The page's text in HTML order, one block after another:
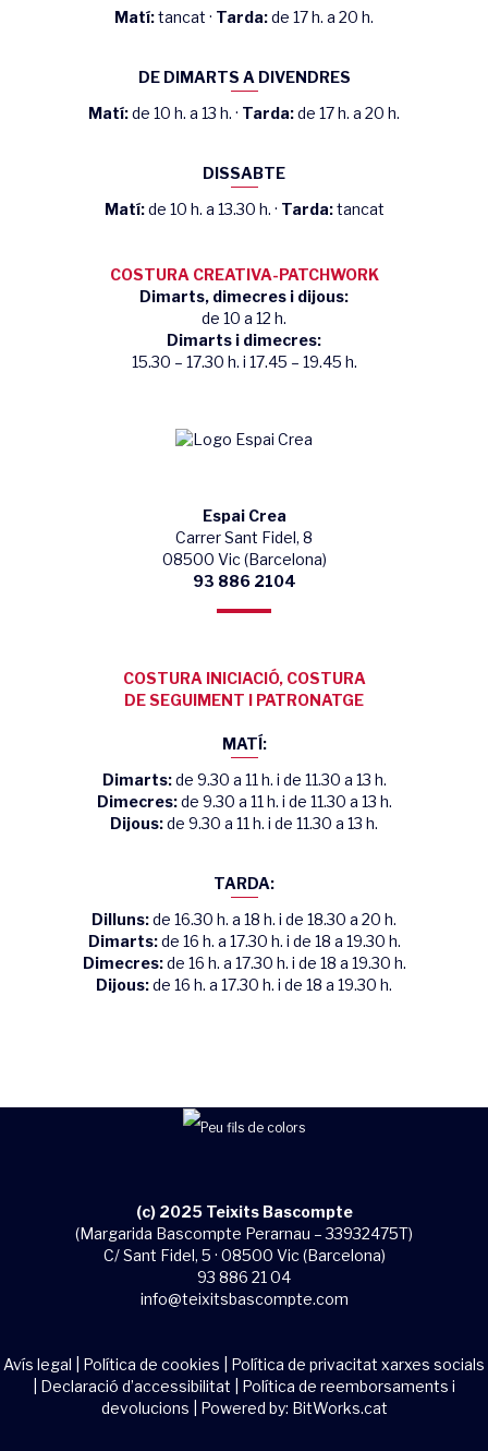
Matí:tancat · Tarda:de 17 h. a 20 h.
DE DIMARTS A DIVENDRES
Matí:de 10 h. a 13 h. · Tarda:de 17 h. a 20 h.
DISSABTE
Matí:de 10 h. a 13.30 h. · Tarda:tancat
COSTURA CREATIVA-PATCHWORK
Dimarts, dimecres i dijous:
de 10 a 12 h.
Dimarts i dimecres:
15.30 – 17.30 h. i 17.45 – 19.45 h.
Espai Crea
Carrer Sant Fidel, 8
08500 Vic (Barcelona)
93 886 2104
COSTURA INICIACIÓ, COSTURA
DE SEGUIMENT I PATRONATGE
MATÍ:
Dimarts:de 9.30 a 11 h. i de 11.30 a 13 h.
Dimecres:de 9.30 a 11 h. i de 11.30 a 13 h.
Dijous:de 9.30 a 11 h. i de 11.30 a 13 h.
TARDA:
Dilluns:de 16.30 h. a 18 h. i de 18.30 a 20 h.
Dimarts:de 16 h. a 17.30 h. i de 18 a 19.30 h.
Dimecres:de 16 h. a 17.30 h. i de 18 a 19.30 h.
Dijous:de 16 h. a 17.30 h. i de 18 a 19.30 h.
(c) 2025 Teixits Bascompte
(Margarida Bascompte Perarnau – 33932475T)
C/ Sant Fidel, 5 · 08500 Vic (Barcelona)
93 886 21 04
info@teixitsbascompte.com
Avís legal Política de cookies
Política de privacitat xarxes socials
Declaració d’accessibilitat
Política de reemborsaments i
devolucions | Powered by: BitWorks.cat